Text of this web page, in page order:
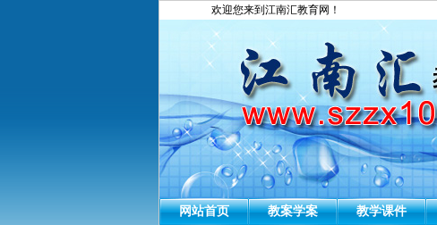
欢迎您来到江南汇教育网！
网站首页 教案学案 教学课件